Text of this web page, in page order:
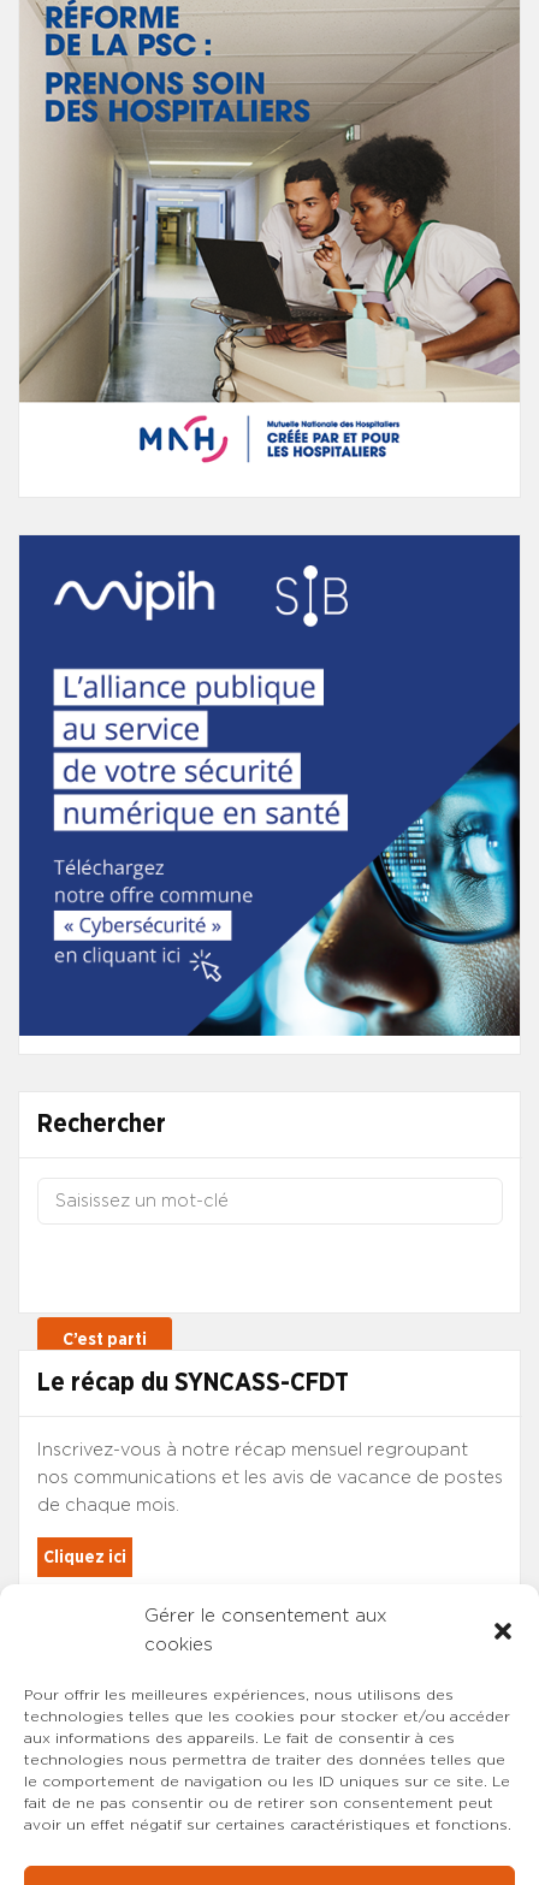
Gérer le consentement aux
cookies
Pour offrir les meilleures expériences, nous utilisons des
technologies telles que les cookies pour stocker et/ou accéder
aux informations des appareils. Le fait de consentir à ces
technologies nous permettra de traiter des données telles que
le comportement de navigation ou les ID uniques sur ce site. Le
fait de ne pas consentir ou de retirer son consentement peut
avoir un effet négatif sur certaines caractéristiques et fonctions.
Rechercher
Le récap du SYNCASS-CFDT
Inscrivez-vous à notre récap mensuel regroupant
nos communications et les avis de vacance de postes
de chaque mois.
Cliquez ici
Les adhérents du SYNCASS-CFDT
sont automatiquement inscrits.